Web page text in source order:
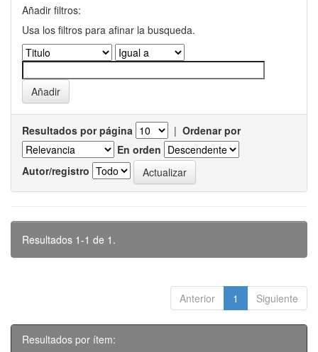
Añadir filtros:
Usa los filtros para afinar la busqueda.
Resultados por página | Ordenar por
En orden
Autor/registro
Resultados 1-1 de 1.
Anterior 1 Siguiente
Resultados por ítem: